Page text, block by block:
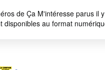
de Ça M'intéresse parus il
disponibles au format